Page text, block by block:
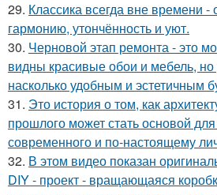
29. Классика всегда вне времени -
гармонию, утончённость и уют.
30. Черновой этап ремонта - это
видны красивые обои и мебель,
насколько удобным и эстетичным
31. Это история о том, как
прошлого может стать основой
современного и по-настоящему
32. В этом видео показан
DIY - проект - вращающаяся